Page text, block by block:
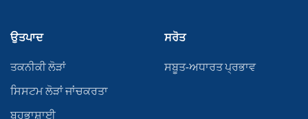
ਉਤਪਾਦ
ਤਕਨੀਕੀ ਲੋੜਾਂ
ਸਿਸਟਮ ਲੋੜਾਂ ਜਾਂਚਕਰਤਾ
ਬਹੁਭਾਸ਼ਾਈ
ਸਰੋਤ
ਸਬੂਤ-ਅਧਾਰਤ ਪ੍ਰਭਾਵ